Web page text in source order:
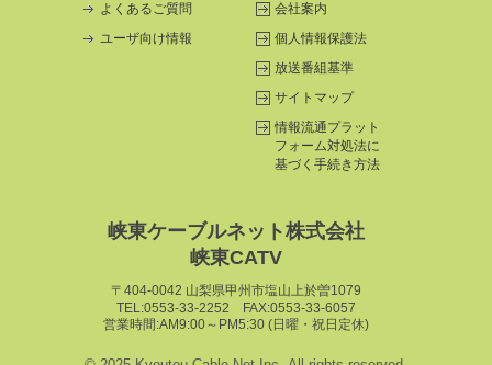
よくあるご質問
ユーザ向け情報
会社案内
個人情報保護法
放送番組基準
サイトマップ
情報流通プラット
フォーム対処法に
基づく手続き方法
峡東ケーブルネット株式会社
峡東CATV
〒404-0042 山梨県甲州市塩山上於曽1079
TEL:0553-33-2252 FAX:0553-33-6057
営業時間:AM9:00～PM5:30 (日曜・祝日定休)